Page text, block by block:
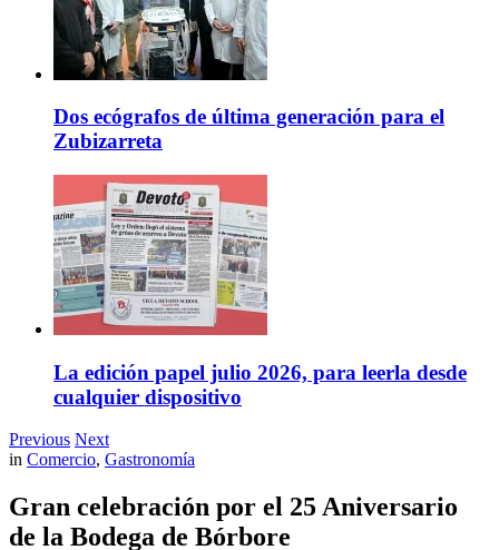
Dos ecógrafos de última generación para el
Zubizarreta
La edición papel julio 2026, para leerla desde
cualquier dispositivo
Previous Next
in Comercio, Gastronomía
Gran celebración por el 25 Aniversario
de la Bodega de Bórbore